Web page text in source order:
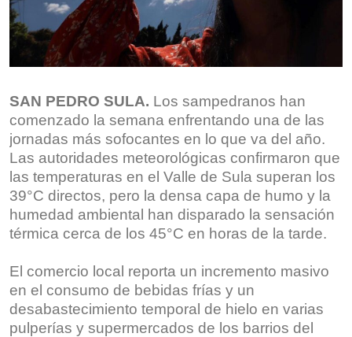
SAN PEDRO SULA. Los sampedranos han
comenzado la semana enfrentando una de las
jornadas más sofocantes en lo que va del año.
Las autoridades meteorológicas confirmaron que
las temperaturas en el Valle de Sula superan los
39°C directos, pero la densa capa de humo y la
humedad ambiental han disparado la sensación
térmica cerca de los 45°C en horas de la tarde.
El comercio local reporta un incremento masivo
en el consumo de bebidas frías y un
desabastecimiento temporal de hielo en varias
pulperías y supermercados de los barrios del